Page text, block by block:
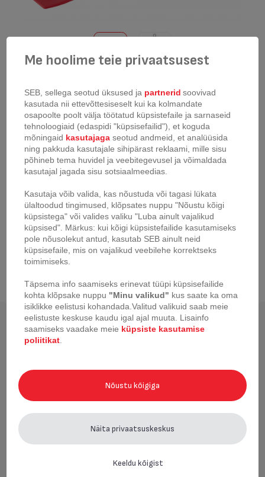
Silikoonlusikas Tefal Ingenio
toote kood:K2064214
Toode välja müüdud
Täielik uus valik esmaklassilisi Tefali kööginõusid, mis on loodud
leidlikkusega. Praktilisem kui sinu kaks kätt!
Hiljuti vaadatud
Me hoolime teie privaatsusest
SEB, sellega seotud üksused ja partnerid soovivad
kasutada nii ettevõttesiseselt kui ka kolmandate
osapoolte poolt välja töötatud küpsistefaile ja sarnaseid
tehnoloogiaid (edaspidi "küpsisefailid"), et koguda
mõningaid kasutajaga seotud andmeid, et analüüsida
ning pakkuda kasutajale sihipärast reklaami, mille sisu
põhineb tema huvidel ja veebitegevusel ja võimaldada
kasutajal jagada sisu sotsiaalmeedias.
Kasutaja võib valida, kas nõustuda või tagasi lükata
ülaltoodud tingimused, klõpsates nuppu "Nõustu kõigi
küpsistega" või valides valiku "Luba ainult vajalikud
küpsised". Märkus: kui kõigi küpsistefailide kasutamiseks
pole nõusolekut antud, kasutab SEB ainult neid
küpsisefaile, mis on vajalikud veebilehe korrektseks
toimimiseks.
Täpsema info saamiseks erinevat tüüpi küpsisefailide
kohta klõpsake nuppu "Minu valikud" kus saate ka oma
isiklikke eelistusi kohandada. Valitud valikuid saab meie
eelistuste keskuse kaudu igal ajal muuta. Lisainfo
saamiseks vaadake meie küpsiste kasutamise
poliitikat
Nõustu kõigiga
Näita privaatsuskeskus
Keeldu kõigist